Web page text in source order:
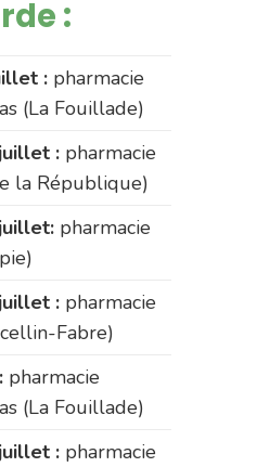
:
: pharmacie
(La Fouillade)
: pharmacie
la République)
pharmacie
: pharmacie
Fabre)
pharmacie
(La Fouillade)
: pharmacie